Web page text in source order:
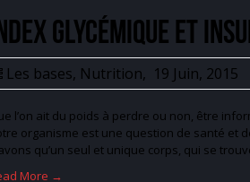
glycémique et
Les bases, Nutrition, 19 Juin, 2015
l’on ait du poids à perdre ou non, être
organisme est une question de santé et
qu’un seul et unique corps, qui se
More →